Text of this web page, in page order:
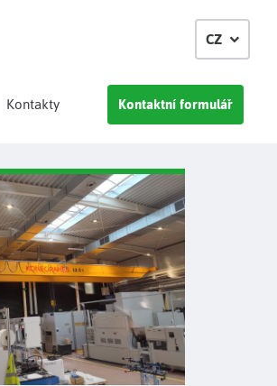
CZ
Kontakty Kontaktní formulář